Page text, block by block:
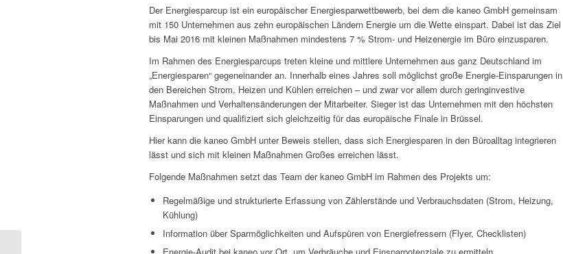
Der Energiesparcup ist ein europäischer Energiesparwettbewerb, bei dem die kaneo GmbH gemeinsam
mit 150 Unternehmen aus zehn europäischen Ländern Energie um die Wette einspart. Dabei ist das Ziel
bis Mai 2016 mit kleinen Maßnahmen mindestens 7 % Strom- und Heizenergie im Büro einzusparen.
Im Rahmen des Energiesparcups treten kleine und mittlere Unternehmen aus ganz Deutschland im
„Energiesparen“ gegeneinander an. Innerhalb eines Jahres soll möglichst große Energie-Einsparungen in
den Bereichen Strom, Heizen und Kühlen erreichen – und zwar vor allem durch geringinvestive
Maßnahmen und Verhaltensänderungen der Mitarbeiter. Sieger ist das Unternehmen mit den höchsten
Einsparungen und qualifiziert sich gleichzeitig für das europäische Finale in Brüssel.
Hier kann die kaneo GmbH unter Beweis stellen, dass sich Energiesparen in den Büroalltag integrieren
lässt und sich mit kleinen Maßnahmen Großes erreichen lässt.
Folgende Maßnahmen setzt das Team der kaneo GmbH im Rahmen des Projekts um:
Regelmäßige und strukturierte Erfassung von Zählerstände und Verbrauchsdaten (Strom, Heizung,
Kühlung)
Information über Sparmöglichkeiten und Aufspüren von Energiefressern (Flyer, Checklisten)